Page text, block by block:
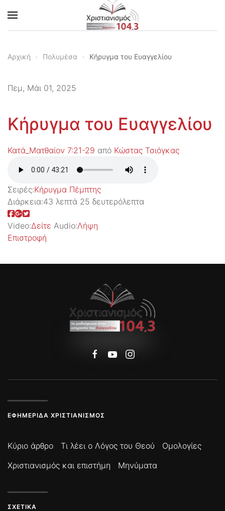
Skip to main content
Αρχική Πολυμέσα Κήρυγμα του Ευαγγελίου
Πεμ, Μάι 01, 2025
Κήρυγμα του Ευαγγελίου
Κατά_Ματθαίον 7:21-29 από Κώστας Τσιόγκας
Σειρές:Kήρυγμα Πέμπτης
Διάρκεια:43 λεπτά 25 δευτερόλεπτα
Video:Δείτε Audio:Λήψη
Επιστροφή
ΕΦΗΜΕΡΊΔΑ ΧΡΙΣΤΙΑΝΙΣΜΌΣ
Κύριο άρθρο Τι λέει ο Λόγος του Θεού
Ομολογίες
Χριστιανισμός και επιστήμη
Μηνύματα
ΣΧΕΤΙΚΆ